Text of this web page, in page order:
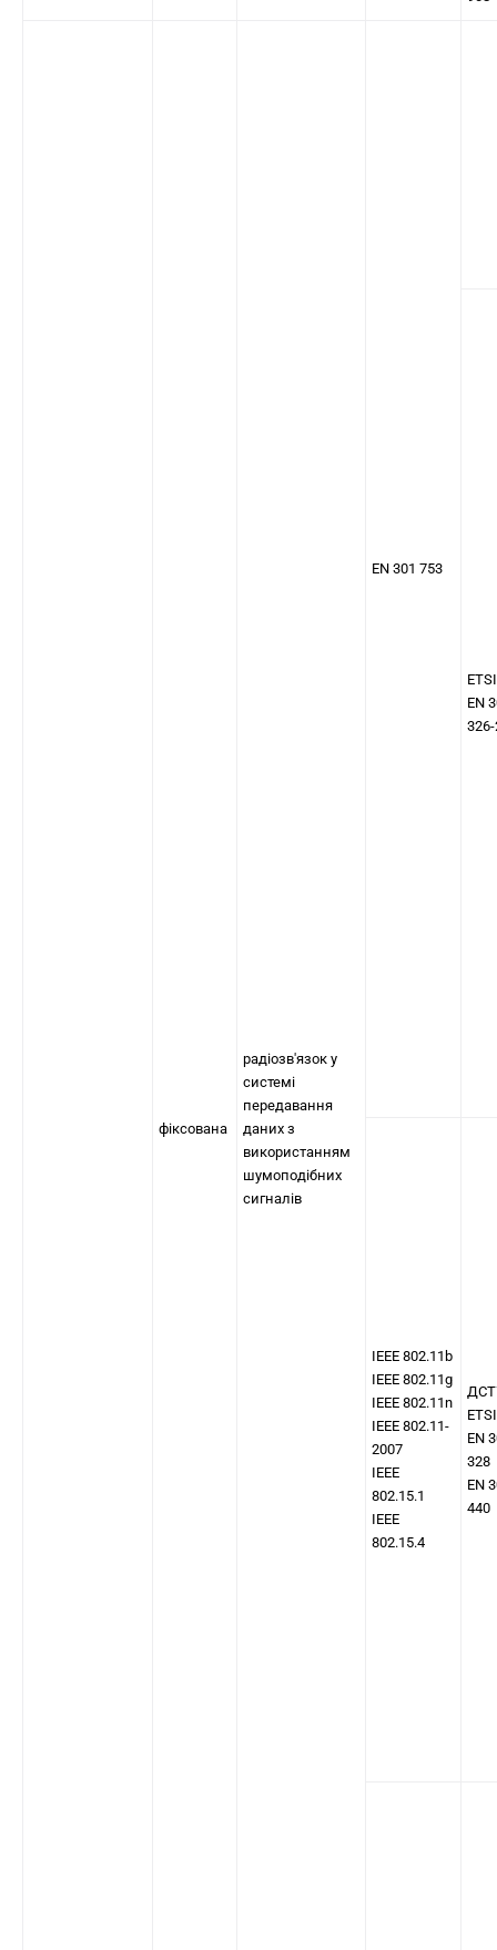
фіксована
радіозв'язок у
системі
передавання
даних з
використанням
шумоподібних
сигналів
EN 301 753
ETSI
EN
IEEE 802.11b
IEEE 802.11g
IEEE 802.11n
IEEE 802.11-
2007
IEEE
802.15.1
IEEE
802.15.4
ETSI
EN
328
EN
440